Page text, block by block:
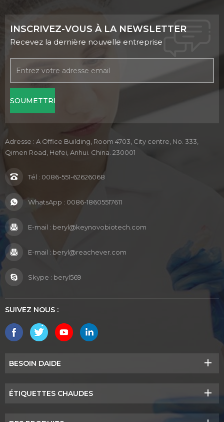
INSCRIVEZ-VOUS À LA NEWSLETTER
Recevez la dernière nouvelle entreprise
Adresse : A Office Building, Room 4703, City centre, No. 333,
Qimen Road, Hefei, Anhui. China. 230001
Tél : 0086-551-62626068
WhatsApp : 0086-18605517611
E-mail : beryl@keynovobiotech.com
E-mail : beryl@reachever.com
Skype : beryl569
SUIVEZ NOUS :
BESOIN DAIDE
ÉTIQUETTES CHAUDES